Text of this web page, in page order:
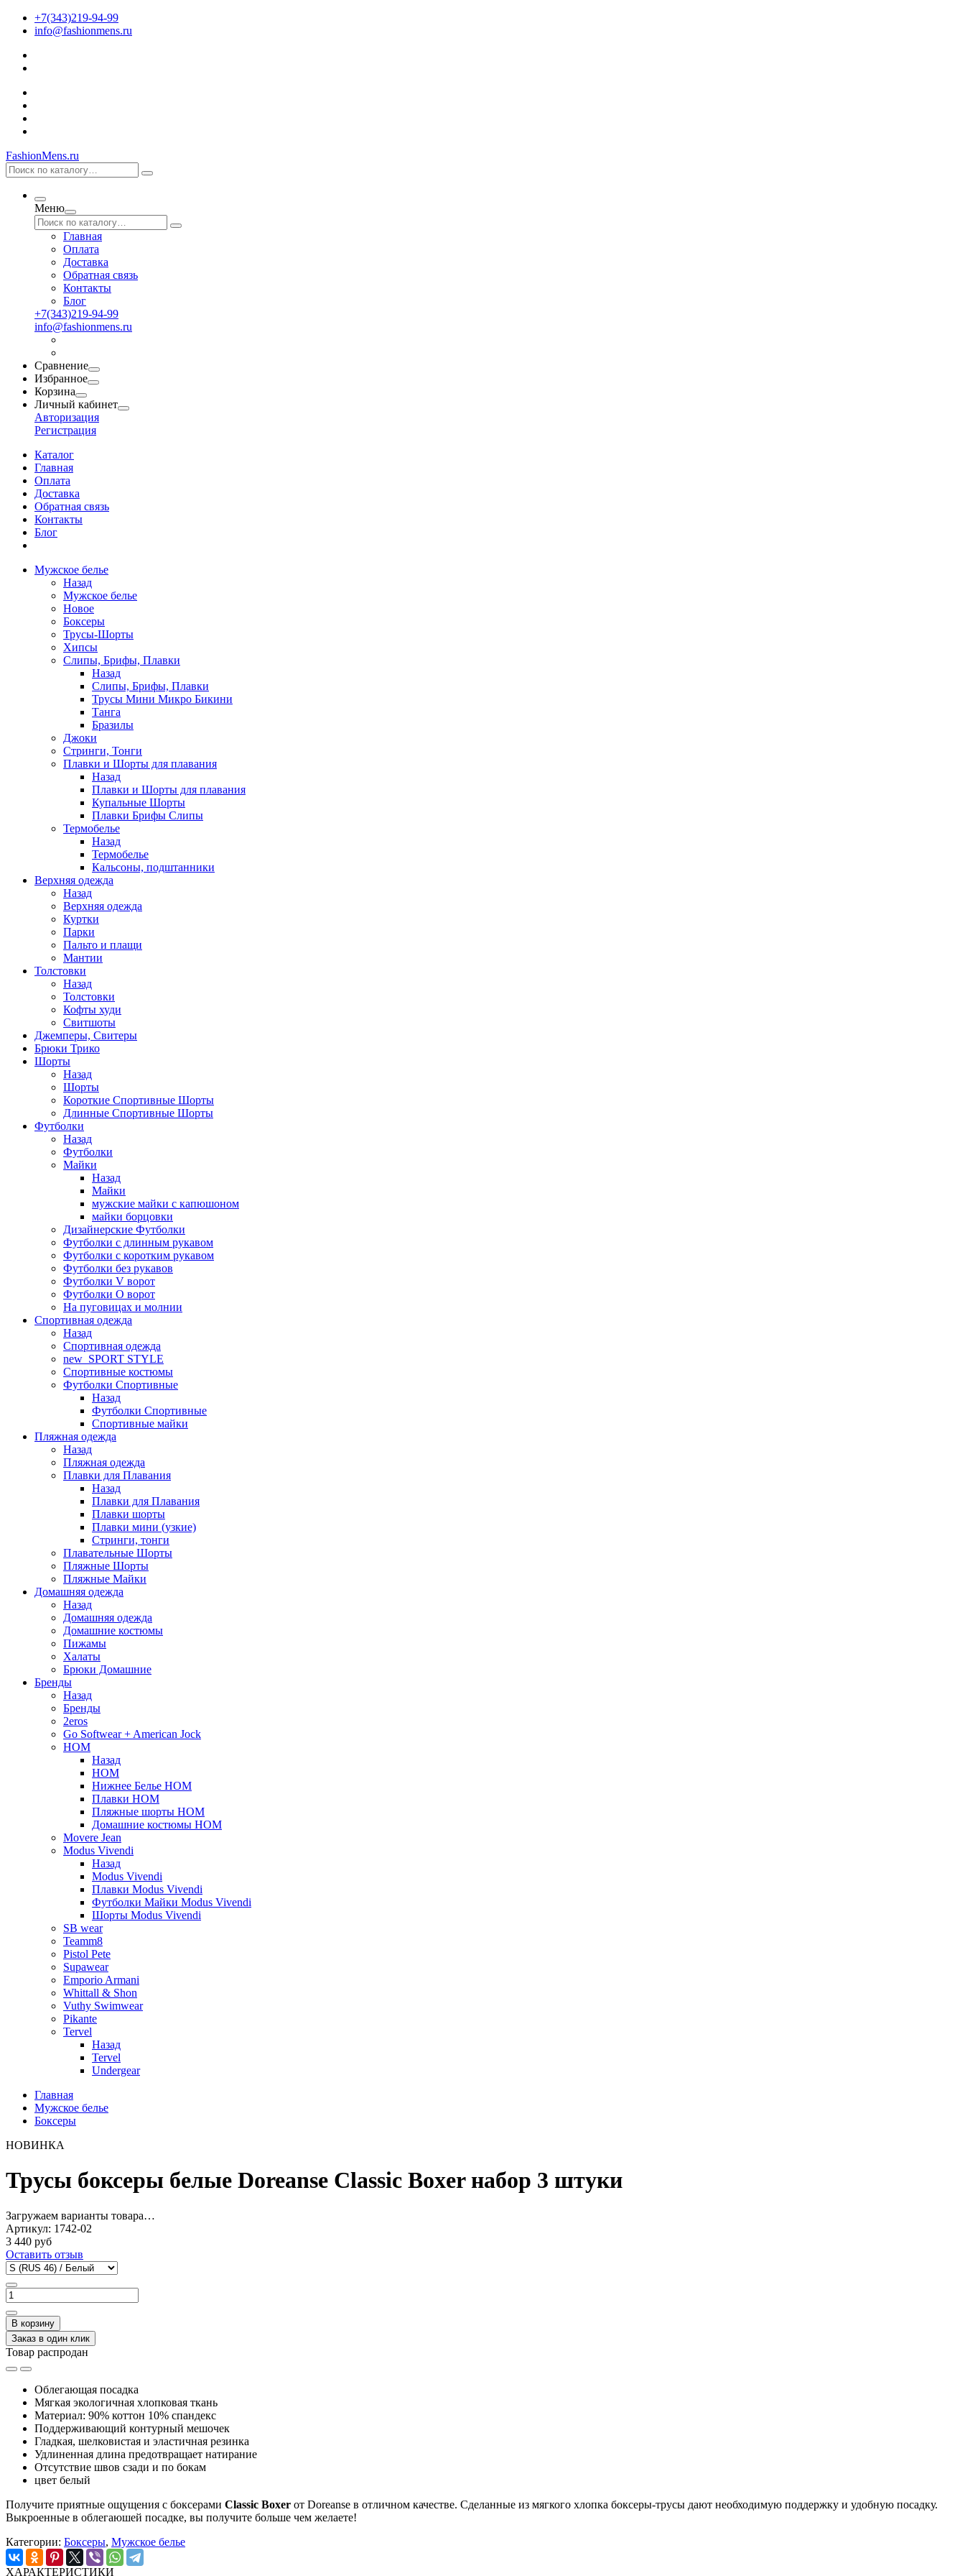
+7(343)219-94-99
info@fashionmens.ru
FashionMens.ru
Меню
Главная
Оплата
Доставка
Обратная связь
Контакты
Блог
+7(343)219-94-99
info@fashionmens.ru
Сравнение
Избранное
Корзина
Личный кабинет
Авторизация
Регистрация
Каталог
Главная
Оплата
Доставка
Обратная связь
Контакты
Блог
Мужское белье
Назад
Мужское белье
Новое
Боксеры
Трусы-Шорты
Хипсы
Слипы, Брифы, Плавки
Назад
Слипы, Брифы, Плавки
Трусы Мини Микро Бикини
Танга
Бразилы
Джоки
Стринги, Тонги
Плавки и Шорты для плавания
Назад
Плавки и Шорты для плавания
Купальные Шорты
Плавки Брифы Слипы
Термобелье
Назад
Термобелье
Кальсоны, подштанники
Верхняя одежда
Назад
Верхняя одежда
Куртки
Парки
Пальто и плащи
Мантии
Толстовки
Назад
Толстовки
Кофты худи
Свитшоты
Джемперы, Свитеры
Брюки Трико
Шорты
Назад
Шорты
Короткие Спортивные Шорты
Длинные Спортивные Шорты
Футболки
Назад
Футболки
Майки
Назад
Майки
мужские майки с капюшоном
майки борцовки
Дизайнерские Футболки
Футболки с длинным рукавом
Футболки с коротким рукавом
Футболки без рукавов
Футболки V ворот
Футболки O ворот
На пуговицах и молнии
Спортивная одежда
Назад
Спортивная одежда
new_SPORT STYLE
Спортивные костюмы
Футболки Спортивные
Назад
Футболки Спортивные
Спортивные майки
Пляжная одежда
Назад
Пляжная одежда
Плавки для Плавания
Назад
Плавки для Плавания
Плавки шорты
Плавки мини (узкие)
Стринги, тонги
Плавательные Шорты
Пляжные Шорты
Пляжные Майки
Домашняя одежда
Назад
Домашняя одежда
Домашние костюмы
Пижамы
Халаты
Брюки Домашние
Бренды
Назад
Бренды
2eros
Go Softwear + American Jock
HOM
Назад
HOM
Нижнее Белье HOM
Плавки HOM
Пляжные шорты HOM
Домашние костюмы HOM
Movere Jean
Modus Vivendi
Назад
Modus Vivendi
Плавки Modus Vivendi
Футболки Майки Modus Vivendi
Шорты Modus Vivendi
SB wear
Teamm8
Pistol Pete
Supawear
Emporio Armani
Whittall & Shon
Vuthy Swimwear
Pikante
Tervel
Назад
Tervel
Undergear
Главная
Мужское белье
Боксеры
НОВИНКА
Трусы боксеры белые Doreanse Classic Boxer набор 3 штуки
Загружаем варианты товара…
Артикул: 1742-02
3 440 руб
Оставить отзыв
В корзину
Заказ в один клик
Товар распродан
Облегающая посадка
Мягкая экологичная хлопковая ткань
Материал: 90% коттон 10% спандекс
Поддерживающий контурный мешочек
Гладкая, шелковистая и эластичная резинка
Удлиненная длина предотвращает натирание
Отсутствие швов сзади и по бокам
цвет белый
Получите приятные ощущения с боксерами Classic Boxer от Doreanse в отличном качестве. Сделанные из мягкого хлопка боксеры-трусы дают необходимую поддержку и удобную посадку.
Выкроенные в облегаюшей посадке, вы получите больше чем желаете!
Категории: Боксеры, Мужское белье
ХАРАКТЕРИСТИКИ